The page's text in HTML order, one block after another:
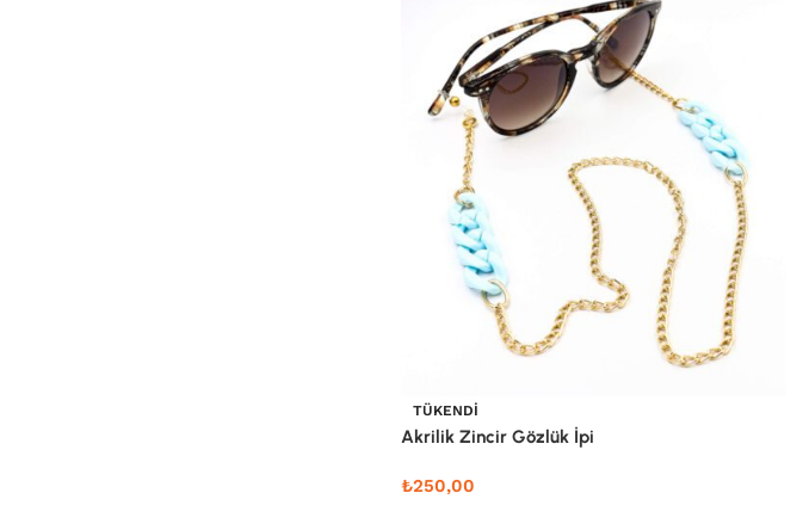
TÜKENDI
Akrilik Zincir Gözlük İpi
₺250,00